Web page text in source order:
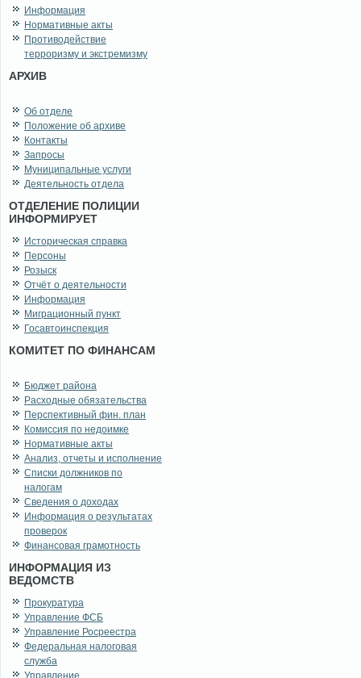
Информация
Нормативные акты
Противодействие
терроризму и экстремизму
АРХИВ
Об отделе
Положение об архиве
Контакты
Запросы
Муниципальные услуги
Деятельность отдела
ОТДЕЛЕНИЕ ПОЛИЦИИ
ИНФОРМИРУЕТ
Историческая справка
Персоны
Розыск
Отчёт о деятельности
Информация
Миграционный пункт
Госавтоинспекция
КОМИТЕТ ПО ФИНАНСАМ
Бюджет района
Расходные обязательства
Перспективный фин. план
Комиссия по недоимке
Нормативные акты
Анализ, отчеты и исполнение
Списки должников по
налогам
Сведения о доходах
Информация о результатах
проверок
Финансовая грамотность
ИНФОРМАЦИЯ ИЗ
ВЕДОМСТВ
Прокуратура
Управление ФСБ
Управление Росреестра
Федеральная налоговая
служба
Управление